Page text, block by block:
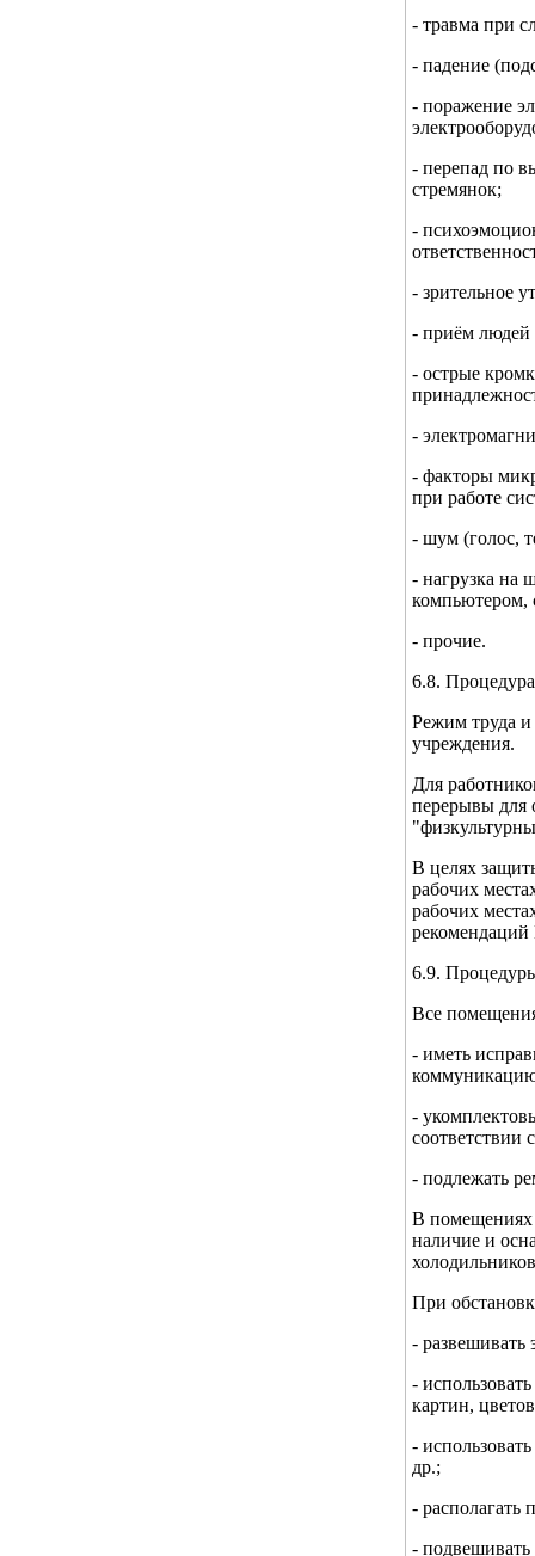
- травма при
- падение
- поражение
- перепад по
стремянок;
-
- зрительное
- приём людей
- острые
-
- факторы
при работе
- шум (голос,
- нагрузка на
компьютером,
- прочие.
6.8.
Режим труда и
учреждения.
Для
перерывы для
В целях
рабочих
рабочих
рекомендаций
6.9.
Все
- иметь
-
соответствии
- подлежать
В помещениях
наличие и
При
- развешивать
-
картин,
-
др.;
- располагать
- подвешивать